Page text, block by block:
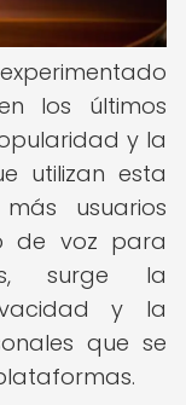
los últimos
y la
utilizan esta
usuarios
de voz para
surge la
y la
que se